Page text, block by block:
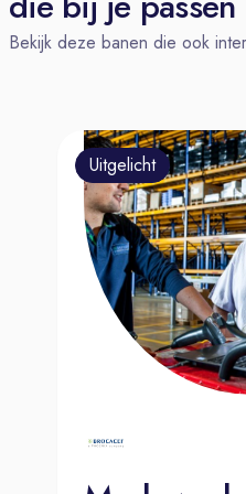
met sales is een
Ons aanbod
Metalektro)
Reiskosten- en
laptop, iPhone
40 vakantiedagen
Een
voorop en
staat. Zo zorgen
beste resultaat
Hoe kom je bij
Bekijk deze banen die ook
Uitgelicht